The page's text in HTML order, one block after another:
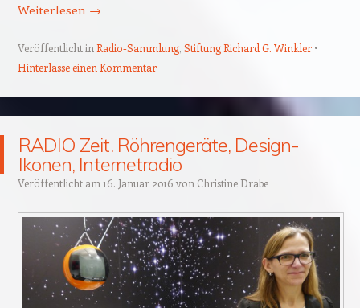
Weiterlesen →
Veröffentlicht in Radio-Sammlung, Stiftung Richard G. Winkler
Hinterlasse einen Kommentar
RADIO Zeit. Röhrengeräte, Design-
Ikonen, Internetradio
Veröffentlicht am 16. Januar 2016 von Christine Drabe